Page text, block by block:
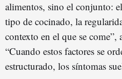
alimentos, sino el conjunto:
tipo de cocinado, la
contexto en el que se
“Cuando estos factores se
estructurado, los síntomas